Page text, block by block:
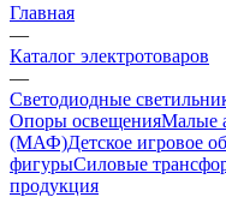
Главная
—
Каталог электротоваров
—
Светодиодные
Опоры освещенияМалые
(МАФ)Детское игровое
фигурыСиловые
продукция